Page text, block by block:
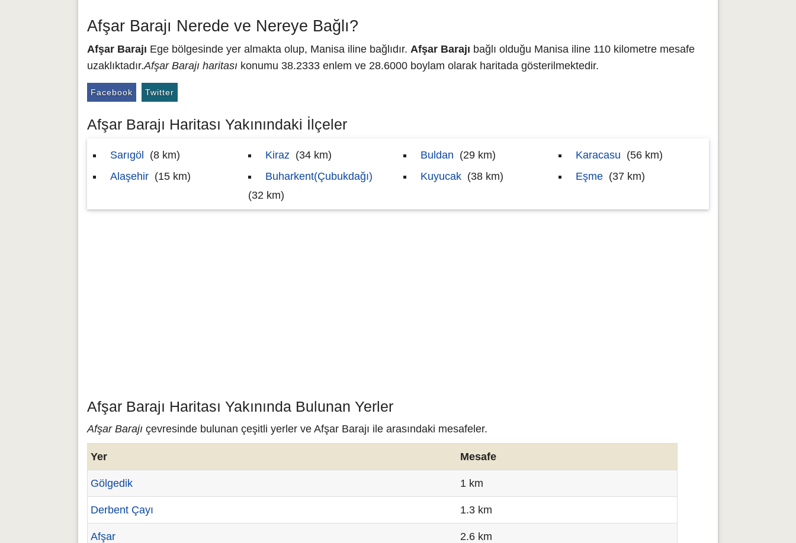
Afşar Barajı Nerede ve Nereye Bağlı?
Afşar Barajı Ege bölgesinde yer almakta olup, Manisa iline bağlıdır. Afşar Barajı bağlı olduğu Manisa iline 110 kilometre mesafe
uzaklıktadır.Afşar Barajı haritası konumu 38.2333 enlem ve 28.6000 boylam olarak haritada gösterilmektedir.
Facebook Twitter
Afşar Barajı Haritası Yakınındaki İlçeler
Sarıgöl
(8 km)
Alaşehir (15 km)
Kiraz (34 km)
Buharkent(Çubukdağı)
(32 km)
Buldan (29 km)
Kuyucak (38 km)
Karacasu (56 km)
Eşme (37 km)
Afşar Barajı Haritası Yakınında Bulunan Yerler
Afşar Barajı çevresinde bulunan çeşitli yerler ve Afşar Barajı ile arasındaki mesafeler.
Yer Mesafe
Gölgedik 1 km
Derbent Çayı 1.3 km
Afşar 2.6 km